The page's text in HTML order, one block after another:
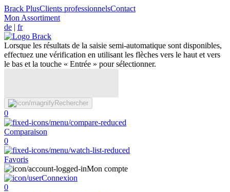
Brack PlusClients professionnelsContact
Mon Assortiment
de | fr
Lorsque les résultats de la saisie semi-automatique sont disponibles,
effectuez une vérification en utilisant les flèches vers le haut et vers
le bas et la touche « Entrée » pour sélectionner.
Rechercher
0
Comparaison
0
Favoris
Mon compte
Connexion
0